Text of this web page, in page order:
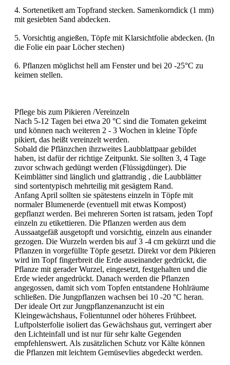
4. Sortenetikett am Topfrand stecken. Samenkorndick (1 mm)
mit gesiebten Sand abdecken.
5. Vorsichtig angießen, Töpfe mit Klarsichtfolie abdecken. (In
die Folie ein paar Löcher stechen)
6. Pflanzen möglichst hell am Fenster und bei 20 -25°C zu
keimen stellen.
Pflege bis zum Pikieren /Vereinzeln
Nach 5-12 Tagen bei etwa 20 °C sind die Tomaten gekeimt
und können nach weiteren 2 - 3 Wochen in kleine Töpfe
pikiert, das heißt vereinzelt werden.
Sobald die Pflänzchen ihrzweites Laubblattpaar gebildet
haben, ist dafür der richtige Zeitpunkt. Sie sollten 3, 4 Tage
zuvor schwach gedüngt werden (Flüssigdünger). Die
Keimblätter sind länglich und glattrandig , die Laubblätter
sind sortentypisch mehrteilig mit gesägtem Rand.
Anfang April sollten sie spätestens einzeln in Töpfe mit
normaler Blumenerde (eventuell mit etwas Kompost)
gepflanzt werden. Bei mehreren Sorten ist ratsam, jeden Topf
einzeln zu etikettieren. Die Pflanzen werden aus dem
Aussaatgefäß ausgetopft und vorsichtig, einzeln aus einander
gezogen. Die Wurzeln werden bis auf 3 -4 cm gekürzt und die
Pflanzen in vorgefüllte Töpfe gesetzt. Direkt vor dem Pikieren
wird im Topf fingerbreit die Erde auseinander gedrückt, die
Pflanze mit gerader Wurzel, eingesetzt, festgehalten und die
Erde wieder angedrückt. Danach werden die Pflanzen
angegossen, damit sich vom Topfen entstandene Hohlräume
schließen. Die Jungpflanzen wachsen bei 10 -20 °C heran.
Der ideale Ort zur Jungpflanzenanzucht ist ein
Kleingewächshaus, Folientunnel oder höheres Frühbeet.
Luftpolsterfolie isoliert das Gewächshaus gut, verringert aber
den Lichteinfall und ist nur für sehr kalte Gegenden
empfehlenswert. Als zusätzlichen Schutz vor Kälte können
die Pflanzen mit leichtem Gemüsevlies abgedeckt werden.